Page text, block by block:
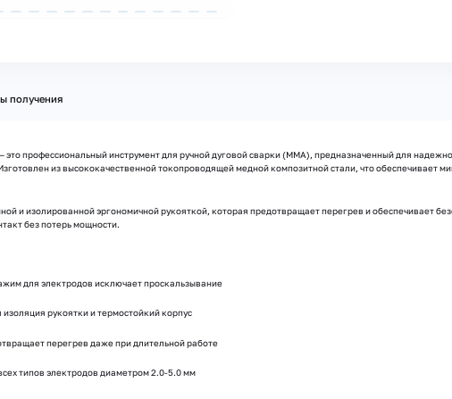
получения
профессиональный инструмент для ручной дуговой сварки (ММА), предназначенный для
из высококачественной токопроводящей медной композитной стали, что обеспечивает
и изолированной эргономичной рукояткой, которая предотвращает перегрев и обеспечивает
без потерь мощности.
для электродов исключает проскальзывание
рукоятки и термостойкий корпус
перегрев даже при длительной работе
типов электродов диаметром 2.0-5.0 мм